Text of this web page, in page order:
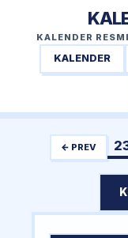
KALENDER
KALENDER
← PREV